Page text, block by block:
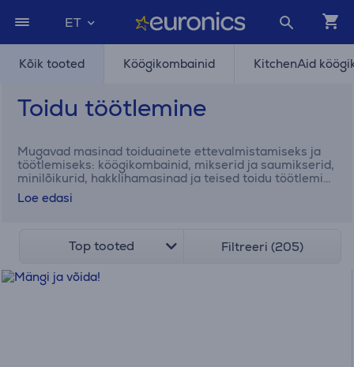
ET
Kõik tooted Köögikombainid KitchenAid
Toidu töötlemine
Mugavad masinad toiduainete ettevalmistamiseks ja
töötlemiseks: köögikombainid, mikserid ja saumikserid,
minilõikurid, hakklihamasinad ja teised toidu töötlemise
seadmed.
Loe edasi
Top tooted Filtreeri (205)